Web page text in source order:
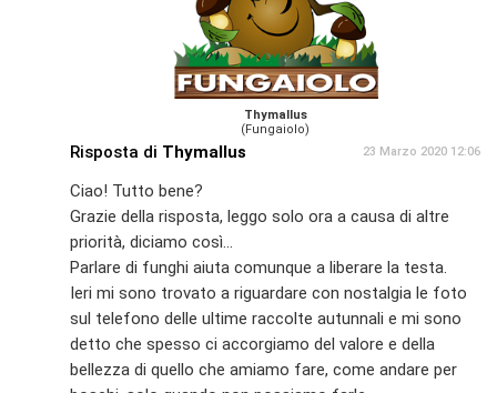
Thymallus
(Fungaiolo)
Risposta di Thymallus 23 Marzo 2020 12:06
Ciao! Tutto bene?
Grazie della risposta, leggo solo ora a causa di altre
priorità, diciamo così...
Parlare di funghi aiuta comunque a liberare la testa.
Ieri mi sono trovato a riguardare con nostalgia le foto
sul telefono delle ultime raccolte autunnali e mi sono
detto che spesso ci accorgiamo del valore e della
bellezza di quello che amiamo fare, come andare per